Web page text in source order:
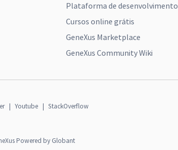
Plataforma de desenvolvimento
Cursos online grátis
GeneXus Marketplace
GeneXus Community Wiki
| Youtube | StackOverflow
Powered by Globant